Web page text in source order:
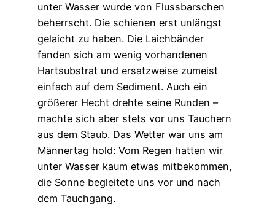
unter Wasser wurde von Flussbarschen
beherrscht. Die schienen erst unlängst
gelaicht zu haben. Die Laichbänder
fanden sich am wenig vorhandenen
Hartsubstrat und ersatzweise zumeist
einfach auf dem Sediment. Auch ein
größerer Hecht drehte seine Runden –
machte sich aber stets vor uns Tauchern
aus dem Staub. Das Wetter war uns am
Männertag hold: Vom Regen hatten wir
unter Wasser kaum etwas mitbekommen,
die Sonne begleitete uns vor und nach
dem Tauchgang.